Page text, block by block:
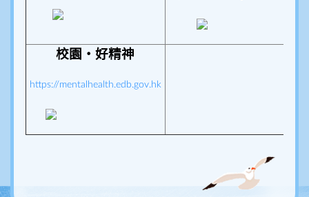
校園‧好精神
https://mentalhealth.edb.gov.hk